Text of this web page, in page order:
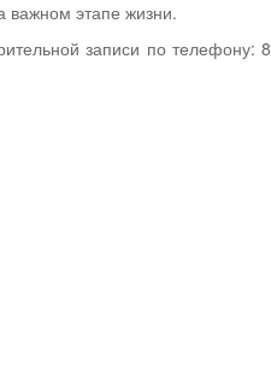
важном этапе жизни.
записи по телефону: 8